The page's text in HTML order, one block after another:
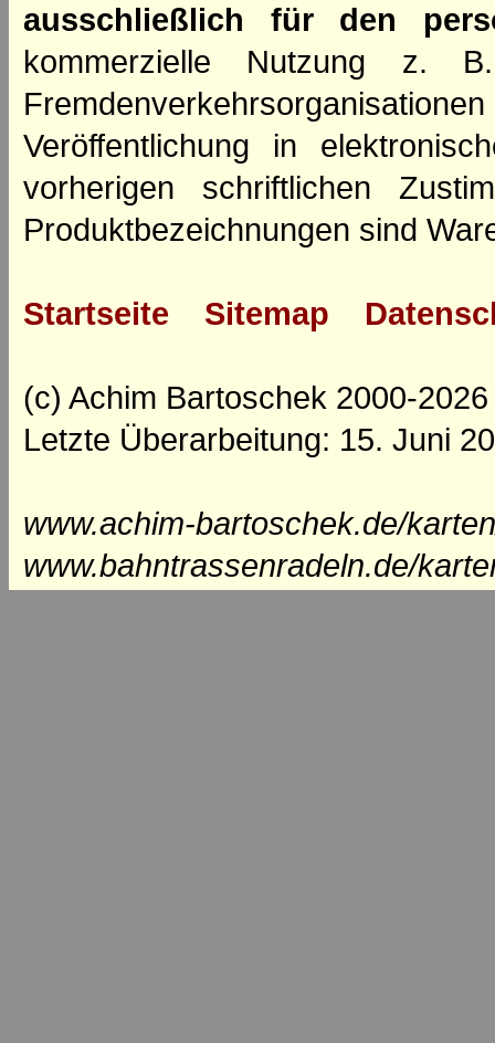
ausschließlich für den
kommerzielle Nutzung z.
Veröffentlichung in
vorherigen schriftlichen
Produktbezeichnungen sind
Startseite Sitemap
(c) Achim Bartoschek 2000-2026
Letzte Überarbeitung: 15. Juni
www.achim-bartoschek.de/
www.bahntrassenradeln.de/